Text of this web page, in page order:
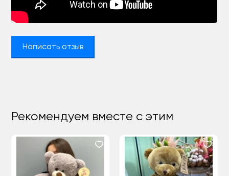
Написать отзыв
Рекомендуем вместе с этим